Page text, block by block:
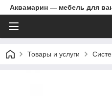
Аквамарин — мебель для
Товары и услуги